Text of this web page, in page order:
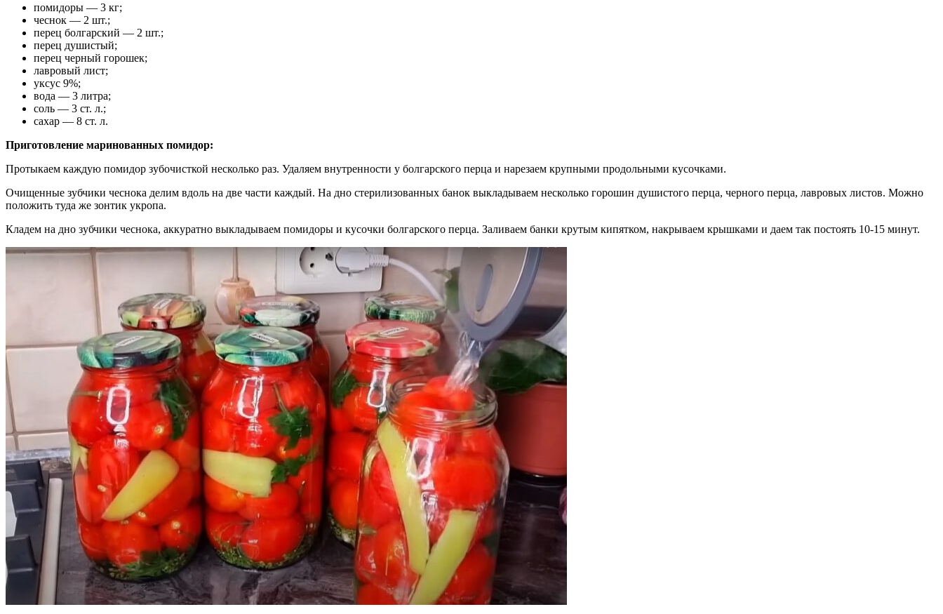
помидоры — 3 кг;
чеснок — 2 шт.;
перец болгарский — 2 шт.;
перец душистый;
перец черный горошек;
лавровый лист;
уксус 9%;
вода — 3 литра;
соль — 3 ст. л.;
сахар — 8 ст. л.
Приготовление маринованных помидор:
Протыкаем каждую помидор зубочисткой несколько раз. Удаляем внутренности у болгарского перца и нарезаем крупными продольными кусочками.
Очищенные зубчики чеснока делим вдоль на две части каждый. На дно стерилизованных банок выкладываем несколько горошин душистого перца, черного перца, лавровых листов. Можно
положить туда же зонтик укропа.
Кладем на дно зубчики чеснока, аккуратно выкладываем помидоры и кусочки болгарского перца. Заливаем банки крутым кипятком, накрываем крышками и даем так постоять 10-15 минут.